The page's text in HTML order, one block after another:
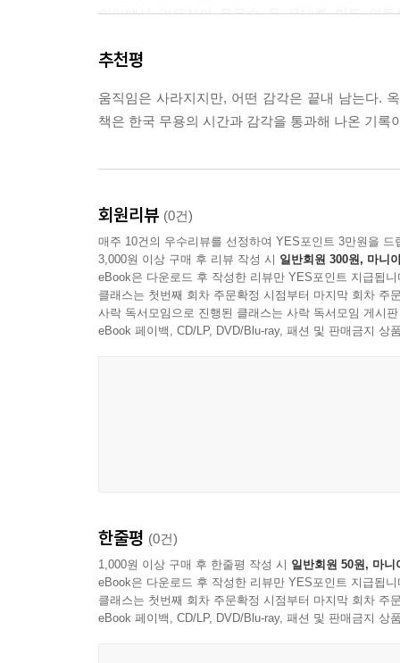
--- 본문 중에서
의미에서 안무자와 무용수 등 무대를 만든 인
안무가 장혜림(99아트컴퍼니)은 “대한민국 무용
정리”했다며 감사의 뜻을 표했다.
현대 무용 - 에서 얻은 것이지만, 한국의 무용계
저자인 옥상훈 개인의 마음 속에 각각의 사연, 감
그러므로 21세기 첫 4분기 한국 무용계의 기록
처음 만난 자리에서 옥상훈은 “우리 나라 무용계
말을 꺼냈습니다. 옥상훈은 그 바람으로 ‘공연 이
외쳐 주는 것이 보답의 기본이라고 믿습니다. 이
[추천사]
움직임은 사라지지만, 어떤 감각은 끝내 남는다.
옥상훈은 그 남는 순간을 집요하게 따라온 사람이
추천평
움직임은 사라지지만, 어떤 감각은 끝내 남는다.
책은 한국 무용의 시간과 감각을 통과해 나온 기록
회원리뷰 (0건)
매주 10건의 우수리뷰를 선정하여 YES포인트 3만원을 드
3,000원 이상 구매 후 리뷰 작성 시 일반회원 300원, 마니
eBook은 다운로드 후 작성한 리뷰만 YES포인트 지급됩니
클래스는 첫번째 회차 주문확정 시점부터 마지막 회차 주
사락 독서모임으로 진행된 클래스는 사락 독서모임 게시
eBook 페이백, CD/LP, DVD/Blu-ray, 패션 및 판매금지 상
한줄평 (0건)
1,000원 이상 구매 후 한줄평 작성 시 일반회원 50원, 마니
eBook은 다운로드 후 작성한 리뷰만 YES포인트 지급됩니
클래스는 첫번째 회차 주문확정 시점부터 마지막 회차 주
eBook 페이백, CD/LP, DVD/Blu-ray, 패션 및 판매금지 상